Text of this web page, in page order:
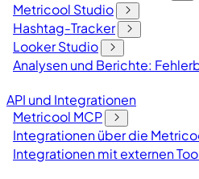
Metricool Studio
Hashtag-Tracker
Looker Studio
Analysen und Berichte:
API und Integrationen
Metricool MCP
Integrationen über die
Integrationen mit externen